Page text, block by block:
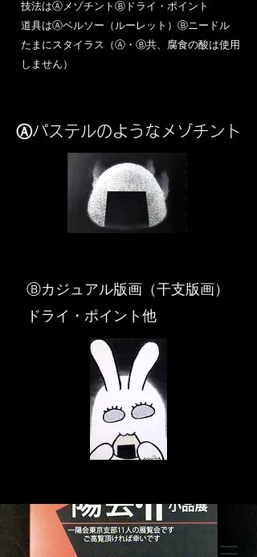
​技法はⒶメゾチントⒷドライ・ポイント
道具はⒶベルソー（ルーレット）Ⓑニードル
​たまにスタイラス（Ⓐ・Ⓑ共、腐食の酸は使用
しません）
Ⓐパステルのようなメゾチント
​Ⓑカジュアル版画（干支版画）
ドライ・ポイント他